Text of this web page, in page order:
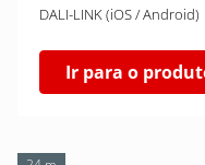
DALI-LINK (iOS / Android)
Ir para o